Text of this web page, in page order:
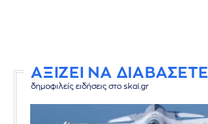
ΑΞΙΖΕΙ ΝΑ ΔΙΑΒΑΣΕΤΕ
δημοφιλείς ειδήσεις στο skai.gr